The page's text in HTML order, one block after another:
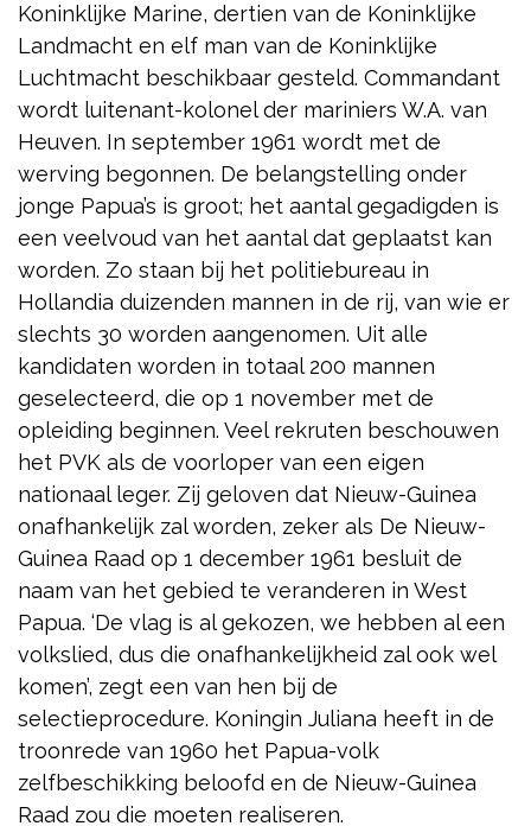
Koninklijke Marine, dertien van de Koninklijke
Landmacht en elf man van de Koninklijke
Luchtmacht beschikbaar gesteld. Commandant
wordt luitenant-kolonel der mariniers W.A. van
Heuven. In september 1961 wordt met de
werving begonnen. De belangstelling onder
jonge Papua’s is groot; het aantal gegadigden is
een veelvoud van het aantal dat geplaatst kan
worden. Zo staan bij het politiebureau in
Hollandia duizenden mannen in de rij, van wie er
slechts 30 worden aangenomen. Uit alle
kandidaten worden in totaal 200 mannen
geselecteerd, die op 1 november met de
opleiding beginnen. Veel rekruten beschouwen
het PVK als de voorloper van een eigen
nationaal leger. Zij geloven dat Nieuw-Guinea
onafhankelijk zal worden, zeker als De Nieuw-
Guinea Raad op 1 december 1961 besluit de
naam van het gebied te veranderen in West
Papua. ‘De vlag is al gekozen, we hebben al een
volkslied, dus die onafhankelijkheid zal ook wel
komen’, zegt een van hen bij de
selectieprocedure. Koningin Juliana heeft in de
troonrede van 1960 het Papua-volk
zelfbeschikking beloofd en de Nieuw-Guinea
Raad zou die moeten realiseren.